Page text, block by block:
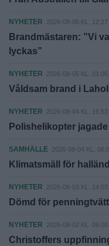
NYHETER 2026-08-05 KL. 12:27
Brandmästaren: ”Vi
lyckas”
NYHETER 2026-08-05 KL. 01:06
Våldsam brand i
NYHETER 2026-08-04 KL. 16:53
Polishelikopter
SAMHÄLLE 2026-08-04 KL.
Klimatsmäll för
NYHETER 2026-08-03 KL. 14:03
Dömd för
NYHETER 2026-08-02 KL. 06:00
Christoffers